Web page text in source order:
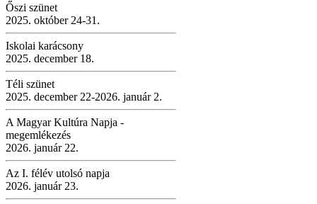
Őszi szünet
2025. október 24-31.
Iskolai karácsony
2025. december 18.
Téli szünet
2025. december 22-2026. január 2.
A Magyar Kultúra Napja -
megemlékezés
2026. január 22.
Az I. félév utolsó napja
2026. január 23.